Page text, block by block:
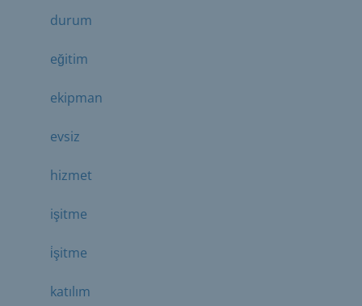
durum
eğitim
ekipman
evsiz
hizmet
işitme
i̇şitme
katılım